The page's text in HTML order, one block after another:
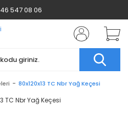
547 08 06
80x120x13 TC Nbr Yağ Keçesi